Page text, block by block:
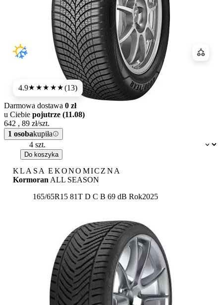
4.9★★★★★(13)
Dostępność:
Darmowa dostawa 0 zł
u Ciebie pojutrze (11.08)
642 , 89 zł/szt.
1 osobakupiła
Do koszyka
KLASA EKONOMICZNA
Kormoran ALL SEASON
165/65R15 81T Etykieta:
D C B 69 dB Rok2025